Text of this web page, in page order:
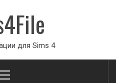
для Sims 4
Menu